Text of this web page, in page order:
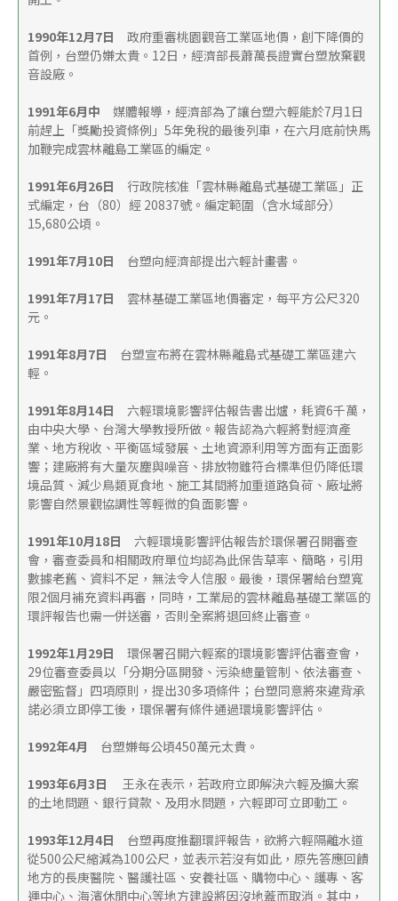
1990年12月7日 政府重審桃園觀音工業區地價，創下降價的
首例，台塑仍嫌太貴。12日，經濟部長蕭萬長證實台塑放棄觀
音設廠。
1991年6月中 媒體報導，經濟部為了讓台塑六輕能於7月1日
前趕上「獎勵投資條例」5年免稅的最後列車，在六月底前快馬
加鞭完成雲林離島工業區的編定。
1991年6月26日 行政院核准「雲林縣離島式基礎工業區」正
式編定，台（80）經 20837號。編定範圍（含水域部分）
15,680公頃。
1991年7月10日 台塑向經濟部提出六輕計畫書。
1991年7月17日 雲林基礎工業區地價審定，每平方公尺320
元。
1991年8月7日 台塑宣布將在雲林縣離島式基礎工業區建六
輕。
1991年8月14日 六輕環境影響評估報告書出爐，耗資6千萬，
由中央大學、台灣大學教授所做。報告認為六輕將對經濟產
業、地方稅收、平衡區域發展、土地資源利用等方面有正面影
響；建廠將有大量灰塵與噪音、排放物雖符合標準但仍降低環
境品質、減少鳥類覓食地、施工其間將加重道路負荷、廠址將
影響自然景觀協調性等輕微的負面影響。
1991年10月18日 六輕環境影響評估報告於環保署召開審查
會，審查委員和相關政府單位均認為此保告草率、簡略，引用
數據老舊、資料不足，無法令人信服。最後，環保署給台塑寬
限2個月補充資料再審，同時，工業局的雲林離島基礎工業區的
環評報告也需一併送審，否則全案將退回終止審查。
1992年1月29日 環保署召開六輕案的環境影響評估審查會，
29位審查委員以「分期分區開發、污染總量管制、依法審查、
嚴密監督」四項原則，提出30多項條件；台塑同意將來違背承
諾必須立即停工後，環保署有條件通過環境影響評估。
1992年4月 台塑嫌每公頃450萬元太貴。
1993年6月3日 王永在表示，若政府立即解決六輕及擴大案
的土地問題、銀行貸款、及用水問題，六輕即可立即動工。
1993年12月4日 台塑再度推翻環評報告，欲將六輕隔離水道
從500公尺縮減為100公尺，並表示若沒有如此，原先答應回饋
地方的長庚醫院、醫護社區、安養社區、購物中心、護專、客
運中心、海濱休閒中心等地方建設將因沒地蓋而取消。其中，